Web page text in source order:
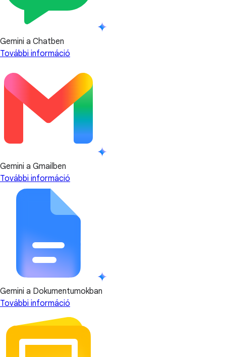
Gemini a Chatben
További információ
Gemini a Gmailben
További információ
Gemini a Dokumentumokban
További információ